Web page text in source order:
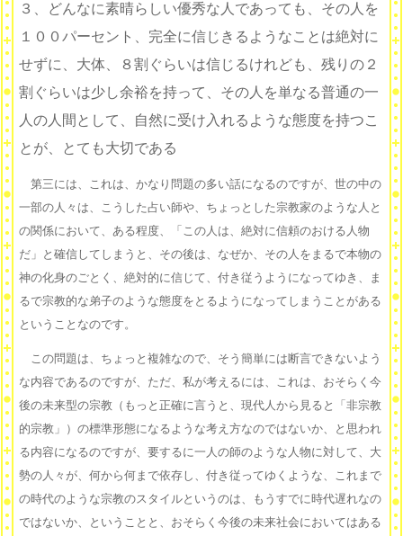
３、どんなに素晴らしい優秀な人であっても、その人を
１００パーセント、完全に信じきるようなことは絶対に
せずに、大体、８割ぐらいは信じるけれども、残りの２
割ぐらいは少し余裕を持って、その人を単なる普通の一
人の人間として、自然に受け入れるような態度を持つこ
とが、とても大切である
第三には、これは、かなり問題の多い話になるのですが、世の中の
一部の人々は、こうした占い師や、ちょっとした宗教家のような人と
の関係において、ある程度、「この人は、絶対に信頼のおける人物
だ」と確信してしまうと、その後は、なぜか、その人をまるで本物の
神の化身のごとく、絶対的に信じて、付き従うようになってゆき、ま
るで宗教的な弟子のような態度をとるようになってしまうことがある
ということなのです。
この問題は、ちょっと複雑なので、そう簡単には断言できないよう
な内容であるのですが、ただ、私が考えるには、これは、おそらく今
後の未来型の宗教（もっと正確に言うと、現代人から見ると「非宗教
的宗教」）の標準形態になるような考え方なのではないか、と思われ
る内容になるのですが、要するに一人の師のような人物に対して、大
勢の人々が、何から何まで依存し、付き従ってゆくような、これまで
の時代のような宗教のスタイルというのは、もうすでに時代遅れなの
ではないか、ということと、おそらく今後の未来社会においてはある